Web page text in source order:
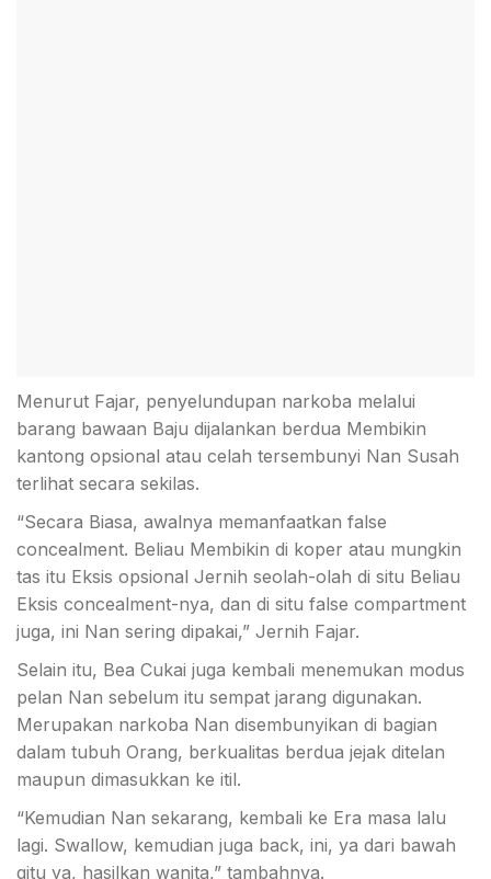
Menurut Fajar, penyelundupan narkoba melalui
barang bawaan Baju dijalankan berdua Membikin
kantong opsional atau celah tersembunyi Nan Susah
terlihat secara sekilas.
“Secara Biasa, awalnya memanfaatkan false
concealment. Beliau Membikin di koper atau mungkin
tas itu Eksis opsional Jernih seolah-olah di situ Beliau
Eksis concealment-nya, dan di situ false compartment
juga, ini Nan sering dipakai,” Jernih Fajar.
Selain itu, Bea Cukai juga kembali menemukan modus
pelan Nan sebelum itu sempat jarang digunakan.
Merupakan narkoba Nan disembunyikan di bagian
dalam tubuh Orang, berkualitas berdua jejak ditelan
maupun dimasukkan ke itil.
“Kemudian Nan sekarang, kembali ke Era masa lalu
lagi. Swallow, kemudian juga back, ini, ya dari bawah
gitu ya, hasilkan wanita,” tambahnya.